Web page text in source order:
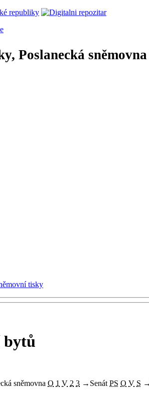
Poslanecká sněmovna
tisky
bytů
sněmovna O 1 V 2 3 → Senát PS O V S →